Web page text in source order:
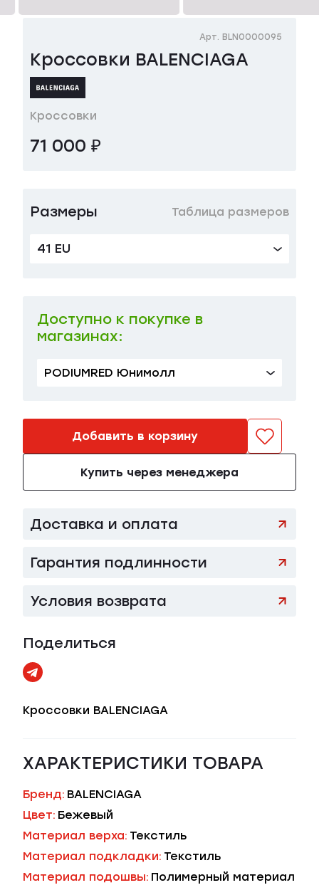
Кроссовки BALENCIAGA
Арт. BLN0000095
Кроссовки
71 000 ₽
Размеры Таблица размеров
41 EU
Доступно к покупке в
магазинах:
PODIUMRED Юнимолл
Добавить в корзину
Купить через менеджера
Доставка и оплата
Гарантия подлинности
Условия возврата
Поделиться
Кроссовки BALENCIAGA
ХАРАКТЕРИСТИКИ ТОВАРА
Бренд: BALENCIAGA
Цвет: Бежевый
Материал верха: Текстиль
Материал подкладки: Текстиль
Материал подошвы: Полимерный материал